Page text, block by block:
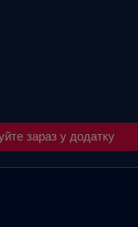
зараз у додатку